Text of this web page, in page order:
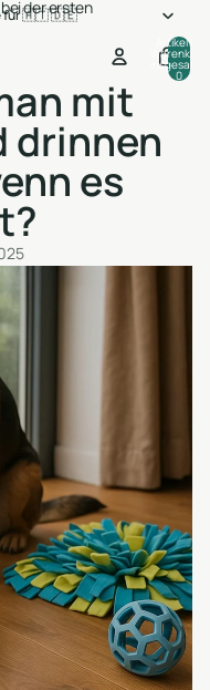
der ersten
für 🇦🇹 🇩🇪
Artikel im
Warenkorb
insgesamt:
0
mit
drinnen
es